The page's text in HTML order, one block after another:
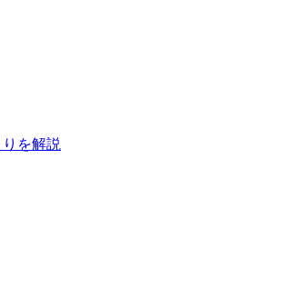
も多いでしょう。当社の人工芝なら、万
だし、素材の特性上、熱湯を直接かけた
単なコツについても、お引き渡し時に専
ス」へ変えることは、生活の質を大きく
を解説